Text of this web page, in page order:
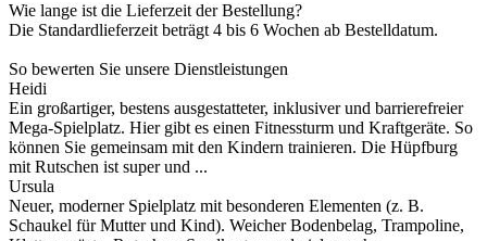
Wie lange ist die Lieferzeit der Bestellung?
Die Standardlieferzeit beträgt 4 bis 6 Wochen ab Bestelldatum.
So bewerten Sie unsere Dienstleistungen
Heidi
Ein großartiger, bestens ausgestatteter, inklusiver und barrierefreier
Mega-Spielplatz. Hier gibt es einen Fitnessturm und Kraftgeräte. So
können Sie gemeinsam mit den Kindern trainieren. Die Hüpfburg
mit Rutschen ist super und ...
Ursula
Neuer, moderner Spielplatz mit besonderen Elementen (z. B.
Schaukel für Mutter und Kind). Weicher Bodenbelag, Trampoline,